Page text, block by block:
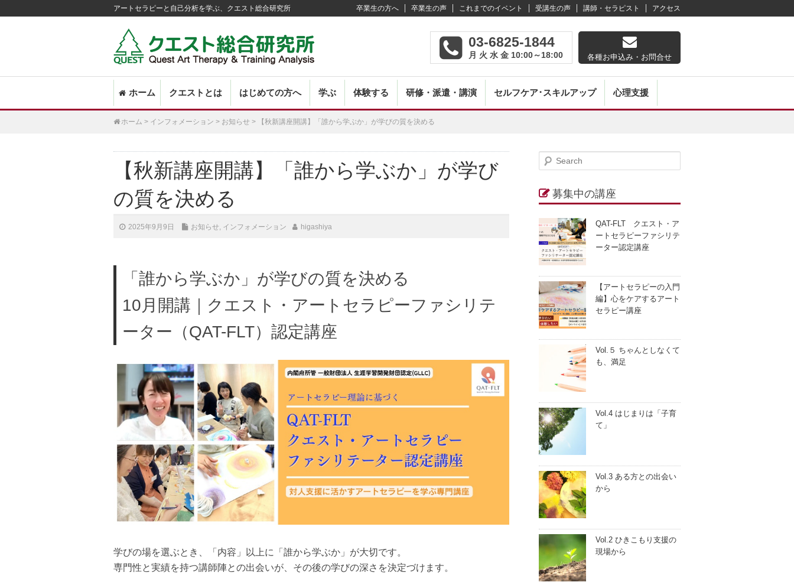
アートセラピーと自己分析を学ぶ、クエスト総合研究所 卒業生の方へ 卒業生の声 これまでのイベント 受講生の声 講師・セラピスト アクセス
各種お申込み・お問合せ
03-6825-1844
月 火 水 金 10:00～18:00
TO
ホーム クエストとは はじめての方へ 学ぶ 体験する 研修・派遣・講演 セルフケア･スキルアップ 心理支援
ホーム > インフォメーション > お知らせ > 【秋新講座開講】「誰から学ぶか」が学びの質を決める
navigation
【秋新講座開講】「誰から学ぶか」が学び
の質を決める
2025年9月9日 お知らせ インフォメーション higashiya
「誰から学ぶか」が学びの質を決める
10月開講｜クエスト・アートセラピーファシリテ
ーター（QAT-FLT）認定講座
学びの場を選ぶとき、「内容」以上に「誰から学ぶか」が大切です。
専門性と実績を持つ講師陣との出会いが、その後の学びの深さを決定づけます。
S
a
r
c
h
募集中の講座
QAT-FLT クエスト・ア
ートセラピーファシリテ
ーター認定講座
【アートセラピーの入門
編】心をケアするアート
セラピー講座
Vol.５ ちゃんとしなくて
も、満足
Vol.4 はじまりは「子育
て」
Vol.3 ある方との出会い
から
Vol.2 ひきこもり支援の
現場から